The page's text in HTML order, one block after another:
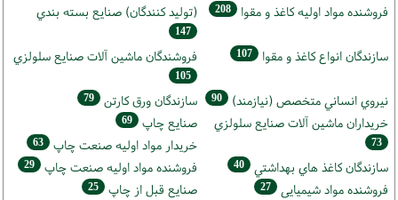
فروشنده مواد اوليه كاغذ و مقوا 208 (تولید كنندگان) صنايع بسته بندي
147
سازندگان انواع کاغذ و مقوا 107 فروشندگان ماشين آلات صنايع سلولزي
105
نيروي انساني متخصص (نیازمند) 90 سازندگان ورق كارتن 79
خریداران ماشين آلات صنايع سلولزي
73
صنايع چاپ 69
خريدار مواد اوليه صنعت چاپ 63
سازندگان كاغذ هاي بهداشتي 40 فروشنده مواد اوليه صنعت چاپ 29
فروشنده مواد شیمیایی 27 صنايع قبل از چاپ 25